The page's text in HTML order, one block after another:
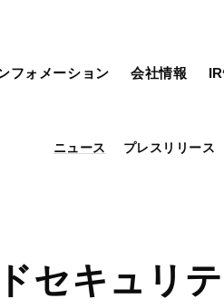
フォメーション 会社情報
ニュース プレスリリース
セキュリ